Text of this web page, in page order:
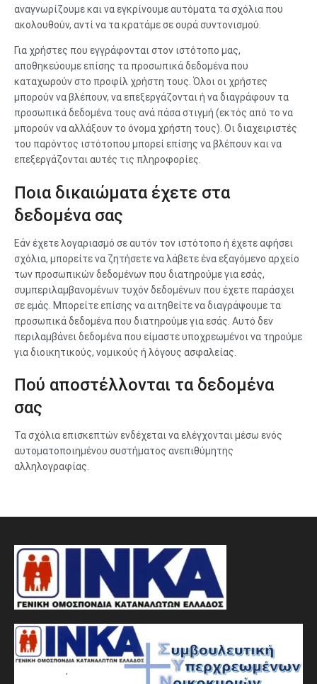
αναγνωρίζουμε και να εγκρίνουμε αυτόματα τα σχόλια που
ακολουθούν, αντί να τα κρατάμε σε ουρά συντονισμού.
Για χρήστες που εγγράφονται στον ιστότοπο μας,
αποθηκεύουμε επίσης τα προσωπικά δεδομένα που
καταχωρούν στο προφίλ χρήστη τους. Όλοι οι χρήστες
μπορούν να βλέπουν, να επεξεργάζονται ή να διαγράφουν τα
προσωπικά δεδομένα τους ανά πάσα στιγμή (εκτός από το να
μπορούν να αλλάξουν το όνομα χρήστη τους). Οι διαχειριστές
του παρόντος ιστότοπου μπορεί επίσης να βλέπουν και να
επεξεργάζονται αυτές τις πληροφορίες.
Ποια δικαιώματα έχετε στα
δεδομένα σας
Εάν έχετε λογαριασμό σε αυτόν τον ιστότοπο ή έχετε αφήσει
σχόλια, μπορείτε να ζητήσετε να λάβετε ένα εξαγόμενο αρχείο
των προσωπικών δεδομένων που διατηρούμε για εσάς,
συμπεριλαμβανομένων τυχόν δεδομένων που έχετε παράσχει
σε εμάς. Μπορείτε επίσης να αιτηθείτε να διαγράψουμε τα
προσωπικά δεδομένα που διατηρούμε για εσάς. Αυτό δεν
περιλαμβάνει δεδομένα που είμαστε υποχρεωμένοι να τηρούμε
για διοικητικούς, νομικούς ή λόγους ασφαλείας.
Πού αποστέλλονται τα δεδομένα
σας
Τα σχόλια επισκεπτών ενδέχεται να ελέγχονται μέσω ενός
αυτοματοποιημένου συστήματος ανεπιθύμητης
αλληλογραφίας.